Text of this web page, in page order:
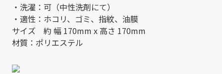
・洗濯：可（中性洗剤にて）
・適性：ホコリ、ゴミ、指紋、油膜
サイズ 約 幅 170mm x 高さ 170mm
材質：ポリエステル